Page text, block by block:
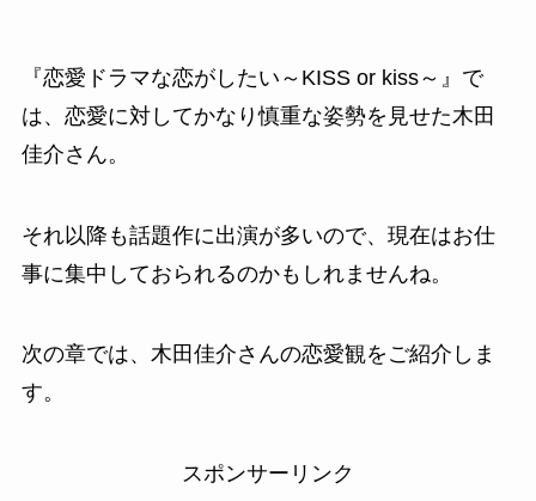
『恋愛ドラマな恋がしたい～KISS or kiss～』で
は、恋愛に対してかなり慎重な姿勢を見せた木田
佳介さん。
それ以降も話題作に出演が多いので、現在はお仕
事に集中しておられるのかもしれませんね。
次の章では、木田佳介さんの恋愛観をご紹介しま
す。
スポンサーリンク